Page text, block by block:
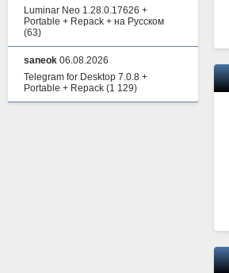
Luminar Neo 1.28.0.17626 +
Portable + Repack + на Русском
(63)
saneok 06.08.2026
Telegram for Desktop 7.0.8 +
Portable + Repack (1 129)